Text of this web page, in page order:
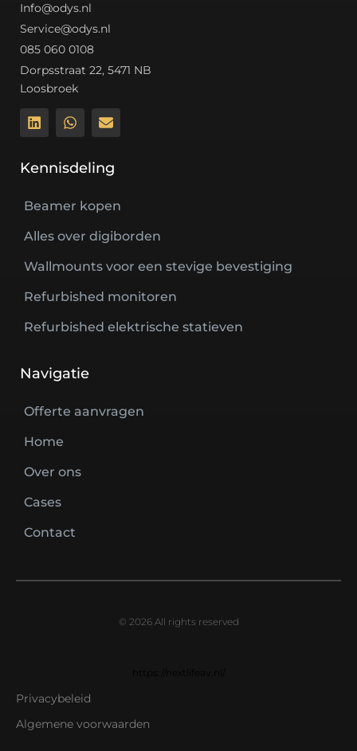
Info@odys.nl
Service@odys.nl
085 060 0108
Dorpsstraat 22, 5471 NB
Loosbroek
Kennisdeling
Beamer kopen
Alles over digiborden
Wallmounts voor een stevige bevestiging
Refurbished monitoren
Refurbished elektrische statieven
Navigatie
Offerte aanvragen
Home
Over ons
Cases
Contact
© 2026 All rights reserved
Privacybeleid
Algemene voorwaarden